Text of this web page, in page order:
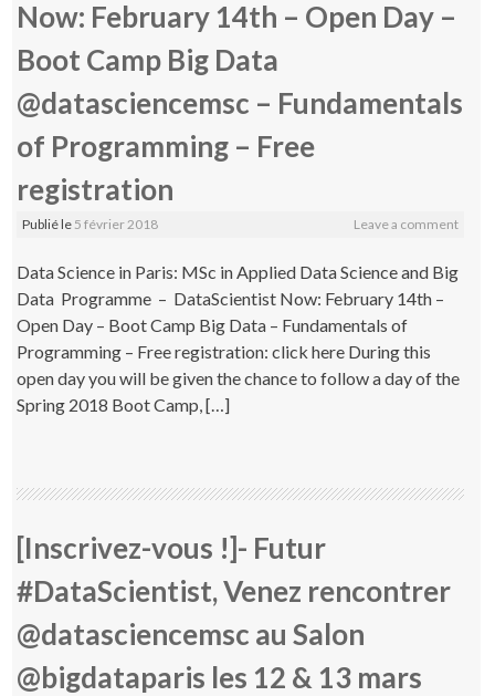
Now: February 14th – Open Day –
Boot Camp Big Data
@datasciencemsc – Fundamentals
of Programming – Free
registration
Publié le 5 février 2018 Leave a comment
Data Science in Paris: MSc in Applied Data Science and Big
Data Programme – DataScientist Now: February 14th –
Open Day – Boot Camp Big Data – Fundamentals of
Programming – Free registration: click here During this
open day you will be given the chance to follow a day of the
Spring 2018 Boot Camp, […]
[Inscrivez-vous !]- Futur
#DataScientist, Venez rencontrer
@datasciencemsc au Salon
@bigdataparis les 12 & 13 mars